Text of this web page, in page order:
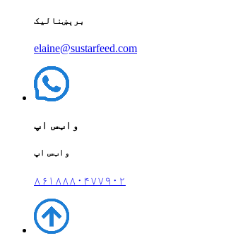
برېښنالیک
elaine@sustarfeed.com
واټس اپ
واټس اپ
۸۶۱۸۸۸۰۴۷۷۹۰۲